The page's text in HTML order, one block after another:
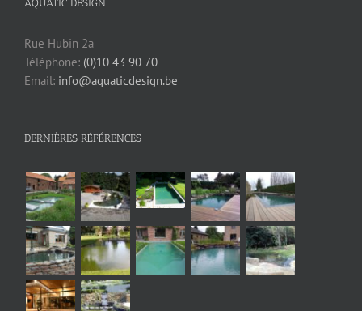
AQUATIC DESIGN
Rue Hubin 2a
Téléphone: (0)10 43 90 70
Email: info@aquaticdesign.be
DERNIÈRES RÉFÉRENCES